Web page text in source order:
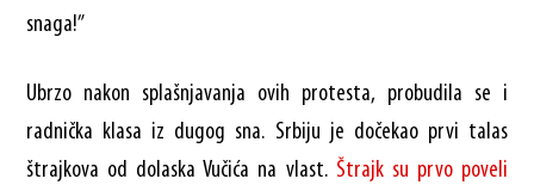
snaga!”
Ubrzo nakon splašnjavanja ovih protesta, probudila se i
radnička klasa iz dugog sna. Srbiju je dočekao prvi talas
štrajkova od dolaska Vučića na vlast. Štrajk su prvo poveli